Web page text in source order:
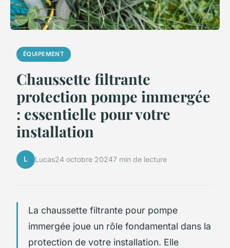
ÉQUIPEMENT
Chaussette filtrante
protection pompe immergée
: essentielle pour votre
installation
L Lucas24 octobre 20247 min de lecture
La chaussette filtrante pour pompe
immergée joue un rôle fondamental dans la
protection de votre installation. Elle